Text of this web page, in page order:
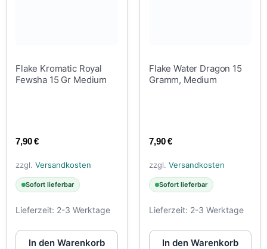
Flake Kromatic Royal
Fewsha 15 Gr Medium
7,90€
zzgl. Versandkosten
Sofort lieferbar
Lieferzeit: 2-3 Werktage
In den Warenkorb
Flake Water Dragon 15
Gramm, Medium
7,90€
zzgl. Versandkosten
Sofort lieferbar
Lieferzeit: 2-3 Werktage
In den Warenkorb